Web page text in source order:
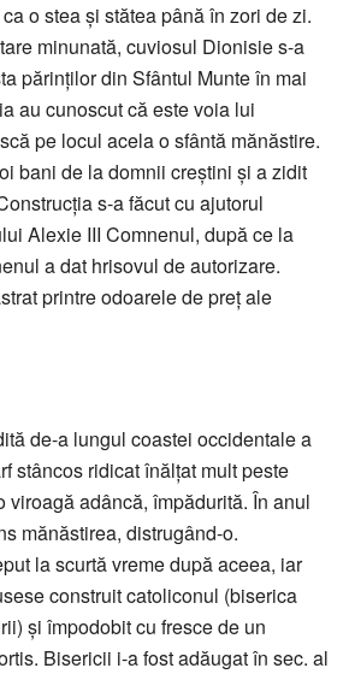
o stea şi stătea până în zori de zi.
minunată, cuviosul Dionisie s-a
părinţilor din Sfântul Munte în mai
au cunoscut că este voia lui
pe locul acela o sfântă mănăstire.
bani de la domnii creştini şi a zidit
s-a făcut cu ajutorul
Alexie III Comnenul, după ce la
a dat hrisovul de autorizare.
printre odoarele de preţ ale
de-a lungul coastei occidentale a
stâncos ridicat înălţat mult peste
viroagă adâncă, împădurită. În anul
mănăstirea, distrugând-o.
la scurtă vreme după aceea, iar
construit catoliconul (biserica
şi împodobit cu fresce de un
Bisericii i-a fost adăugat în sec. al